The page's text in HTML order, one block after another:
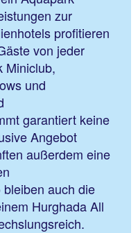
zur
profitieren
von jeder
Miniclub,
und
garantiert keine
Angebot
außerdem eine
auch die
Hurghada All